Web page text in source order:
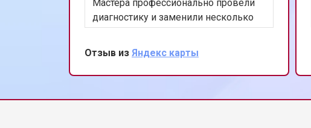
Мастера профессионально провели
диагностику и заменили несколько
изношенных компонентов. Теперь
усилитель работает идеально. Я очень
доволен качеством работы и
скоростью обслуживания.
Отзыв из Яндекс карты